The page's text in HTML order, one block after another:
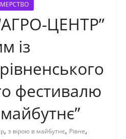
ЦЕНТР”
із
фестивалю
, з вірою в майбутнє, Рівне,